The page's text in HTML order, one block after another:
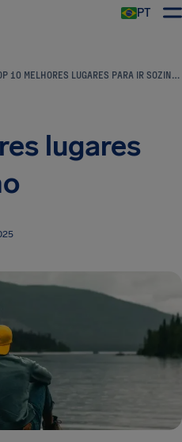
PT
TOP 10 MELHORES LUGARES PARA IR SOZINHO
lugares